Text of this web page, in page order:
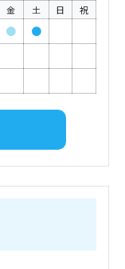
金 土 日 祝
●
●